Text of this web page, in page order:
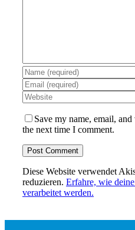
Save my name, email,
the next time I comment.
Diese Website verwendet
reduzieren. Erfahre, wie
verarbeitet werden.